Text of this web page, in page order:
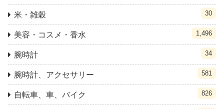
米・雑穀 30
美容・コスメ・香水 1,496
腕時計 34
腕時計、アクセサリー 581
自転車、車、バイク 826